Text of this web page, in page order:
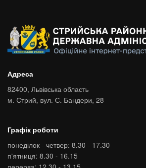
Адреса
82400, Львівська область
м. Стрий, вул. С. Бандери, 28
Графік роботи
понеділок - четвер: 8.30 - 17.30
п'ятниця: 8.30 - 16.15